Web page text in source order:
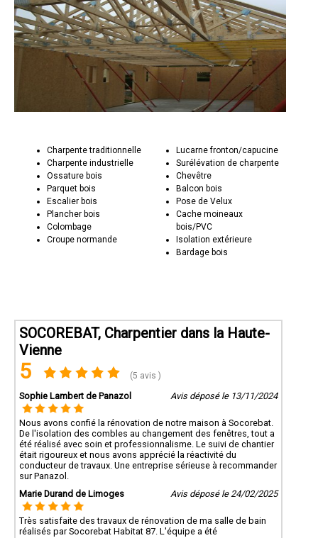
Charpente traditionnelle
Charpente industrielle
Ossature bois
Parquet bois
Escalier bois
Plancher bois
Colombage
Croupe normande
Lucarne fronton/capucine
Surélévation de charpente
Chevêtre
Balcon bois
Pose de Velux
Cache moineaux
bois/PVC
Isolation extérieure
Bardage bois
SOCOREBAT, Charpentier dans la Haute-
Vienne
5 (5 avis )
Sophie Lambert de Panazol Avis déposé le 13/11/2024
Nous avons confié la rénovation de notre maison à Socorebat.
De l'isolation des combles au changement des fenêtres, tout a
été réalisé avec soin et professionnalisme. Le suivi de chantier
était rigoureux et nous avons apprécié la réactivité du
conducteur de travaux. Une entreprise sérieuse à recommander
sur Panazol.
Marie Durand de Limoges
Avis déposé le 24/02/2025
Très satisfaite des travaux de rénovation de ma salle de bain
réalisés par Socorebat Habitat 87. L'équipe a été